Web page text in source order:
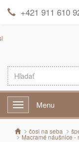
+421 911 610
Menu Menu
čosi na seba
Macramé náušnice -